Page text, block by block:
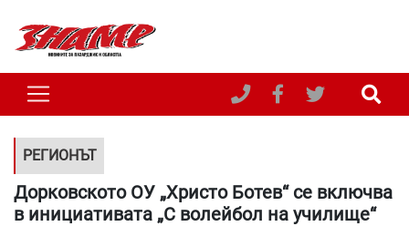
РЕГИОНЪТ
Дорковското ОУ „Христо Ботев“ се включва
в инициативата „С волейбол на училище“